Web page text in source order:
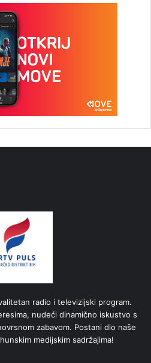
radio i televizijski program.
nudeći dinamično iskustvo s
zabavom. Postani dio naše
medijskim sadržajima!